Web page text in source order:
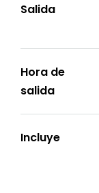
Salida
Hora de
salida
Incluye